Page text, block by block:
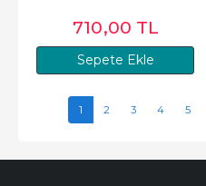
Sepete Ekle
710,00 TL
1 2 3 4 5